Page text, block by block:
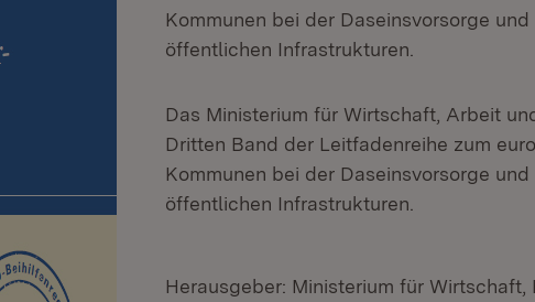
Kommunen bei der Daseinsvorsorge
öffentlichen Infrastrukturen.
Das Ministerium für Wirtschaft, Arbeit
Dritten Band der Leitfadenreihe zum
Kommunen bei der Daseinsvorsorge
öffentlichen Infrastrukturen.
Herausgeber: Ministerium für Wirtschaft,